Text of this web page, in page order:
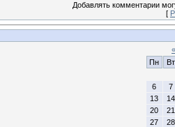
Добавлять комментарии
[
«
Пн
Вт
6
7
13
14
20
21
27
28